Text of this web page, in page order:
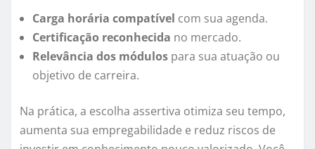
Carga horária compatível com sua agenda.
Certificação reconhecida no mercado.
Relevância dos módulos para sua atuação ou
objetivo de carreira.
Na prática, a escolha assertiva otimiza seu tempo,
aumenta sua empregabilidade e reduz riscos de